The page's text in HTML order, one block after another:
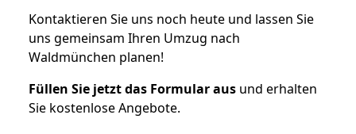
Kontaktieren Sie uns noch heute und lassen Sie
uns gemeinsam Ihren Umzug nach
Waldmünchen planen!
Füllen Sie jetzt das Formular aus und erhalten
Sie kostenlose Angebote.